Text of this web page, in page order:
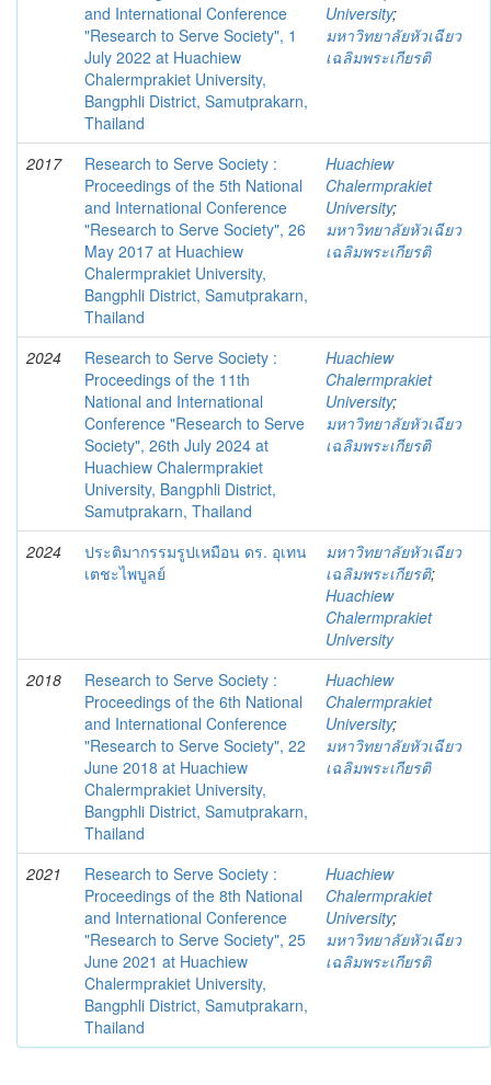
and International Conference
"Research to Serve Society", 1
July 2022 at Huachiew
Chalermprakiet University,
Bangphli District, Samutprakarn,
Thailand
University;
มหาวิทยาลัยหัวเฉียว
เฉลิมพระเกียรติ
2017
Research to Serve Society :
Proceedings of the 5th National
and International Conference
"Research to Serve Society", 26
May 2017 at Huachiew
Chalermprakiet University,
Bangphli District, Samutprakarn,
Thailand
Huachiew
Chalermprakiet
University;
มหาวิทยาลัยหัวเฉียว
เฉลิมพระเกียรติ
2024
Research to Serve Society :
Proceedings of the 11th
National and International
Conference "Research to Serve
Society", 26th July 2024 at
Huachiew Chalermprakiet
University, Bangphli District,
Samutprakarn, Thailand
Huachiew
Chalermprakiet
University;
มหาวิทยาลัยหัวเฉียว
เฉลิมพระเกียรติ
2024
ประติมากรรมรูปเหมือน ดร. อุเทน
เตชะไพบูลย์
มหาวิทยาลัยหัวเฉียว
เฉลิมพระเกียรติ;
Huachiew
Chalermprakiet
University
2018
Research to Serve Society :
Proceedings of the 6th National
and International Conference
"Research to Serve Society", 22
June 2018 at Huachiew
Chalermprakiet University,
Bangphli District, Samutprakarn,
Thailand
Huachiew
Chalermprakiet
University;
มหาวิทยาลัยหัวเฉียว
เฉลิมพระเกียรติ
2021
Research to Serve Society :
Proceedings of the 8th National
and International Conference
"Research to Serve Society", 25
June 2021 at Huachiew
Chalermprakiet University,
Bangphli District, Samutprakarn,
Thailand
Huachiew
Chalermprakiet
University;
มหาวิทยาลัยหัวเฉียว
เฉลิมพระเกียรติ